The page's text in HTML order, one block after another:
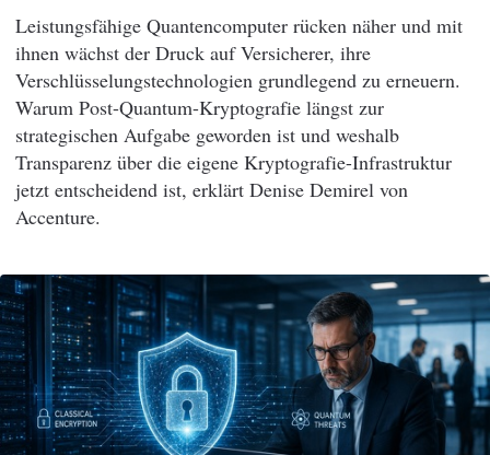
Leistungsfähige Quantencomputer rücken näher und mit
ihnen wächst der Druck auf Versicherer, ihre
Verschlüsselungstechnologien grundlegend zu erneuern.
Warum Post-Quantum-Kryptografie längst zur
strategischen Aufgabe geworden ist und weshalb
Transparenz über die eigene Kryptografie-Infrastruktur
jetzt entscheidend ist, erklärt Denise Demirel von
Accenture.